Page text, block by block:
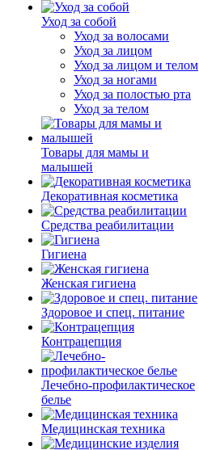
Уход за собой
Уход за волосами
Уход за лицом
Уход за лицом и телом
Уход за ногами
Уход за полостью рта
Уход за телом
Товары для мамы и
малышей
Декоративная косметика
Средства реабилитации
Гигиена
Женская гигиена
Здоровое и спец. питание
Контрацепция
Лечебно-профилактическое
белье
Медицинская техника